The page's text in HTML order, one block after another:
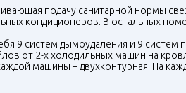
подачу санитарной нормы
кондиционеров. В остальных
9 систем дымоудаления и 9 систем
от 2-х холодильных машин на
машины – двухконтурная. На